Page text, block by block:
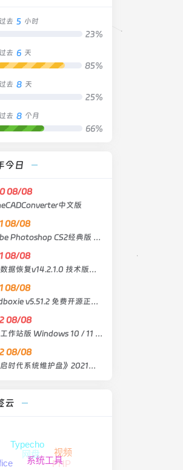
去 5 小时
23%
去 6 天
85%
去 8 天
25%
去 8 个月
66%
今日
08/08
中文版
08/08
Adobe Photoshop CS2经典版 中文原版
08/08
易我数据恢复v14.2.1.0 技术版绿色版
08/08
Sandboxie v5.51.2 免费开源正式版
08/08
专业工作站版 Windows 10 / 11 21H2 Lite X64 4in1
08/08
《优启时代系统维护盘》2021臻藏版
云
PHP
视频
系统工具
网盘
Typecho